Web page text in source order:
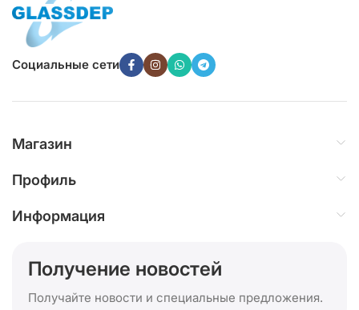
Социальные сети
Магазин
Профиль
Информация
Получение новостей
Получайте новости и специальные предложения.